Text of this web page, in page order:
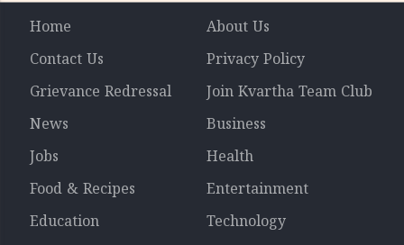
Home
About Us
Contact Us
Privacy Policy
Grievance Redressal
Join Kvartha Team Club
News
Business
Jobs
Health
Food & Recipes
Entertainment
Education
Technology